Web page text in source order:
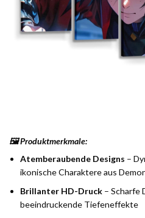
🖼️ Produktmerkmale:
Atemberaubende Designs –
ikonische Charaktere aus
Brillanter HD-Druck – Scharfe
beeindruckende Tiefeneffekte